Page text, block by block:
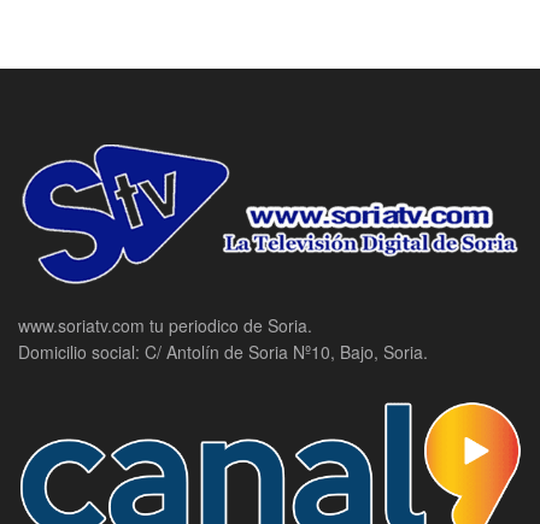
www.soriatv.com tu periodico de Soria.
Domicilio social: C/ Antolín de Soria Nº10, Bajo, Soria.